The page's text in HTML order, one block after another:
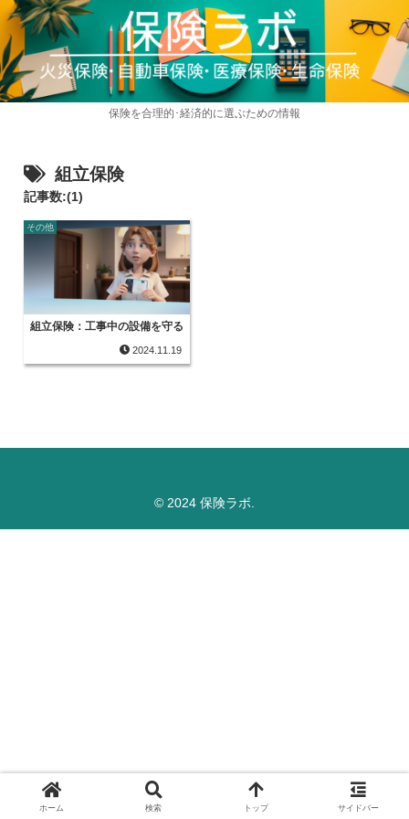
保険を合理的･経済的に選ぶための情報
組立保険
記事数:(1)
その他
組立保険：工事中の設備を守る
2024.11.19
© 2024 保険ラボ.
ホーム 検索 トップ サイドバー